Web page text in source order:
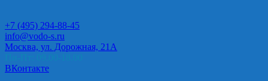
+7 (495) 294-88-45
info@vodo-s.ru
Москва, ул. Дорожная, 21А
ВКонтакте